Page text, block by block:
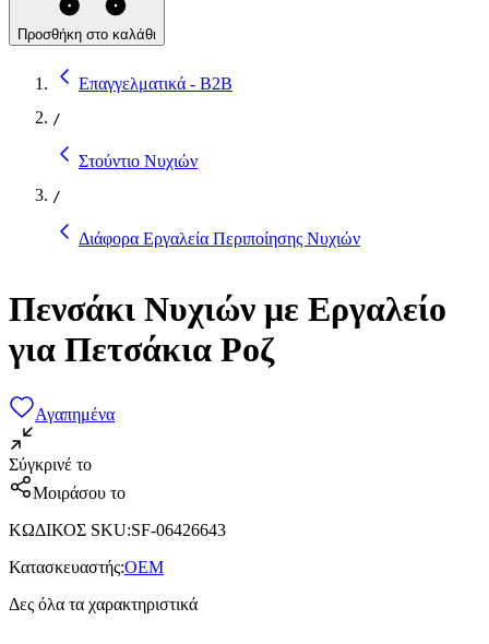
Προσθήκη στο καλάθι
Επαγγελματικά - B2B
/
Στούντιο Νυχιών
/
Διάφορα Εργαλεία Περιποίησης Νυχιών
Πενσάκι Νυχιών με Εργαλείο
για Πετσάκια Ροζ
Αγαπημένα
Σύγκρινέ το
Μοιράσου το
ΚΩΔΙΚΟΣ SKU:SF-06426643
Κατασκευαστής:OEM
Δες όλα τα χαρακτηριστικά